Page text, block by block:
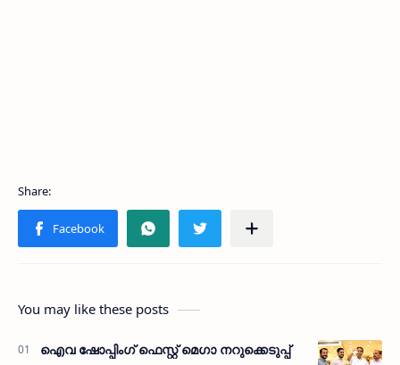
You may like these posts
ഐവ ഷോപ്പിംഗ് ഫെസ്റ്റ് മെഗാ നറുക്കെടുപ്പ്